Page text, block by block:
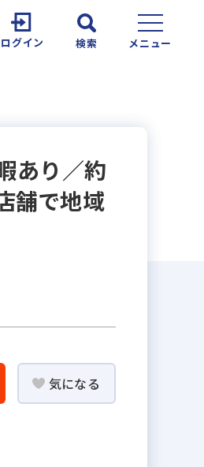
ログイン 検索 メニュー
あり／約
舗で地域
気になる